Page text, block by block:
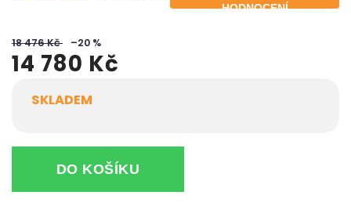
HODNOCENÍ
18 476 Kč –20 %
14 780 Kč
SKLADEM
DO KOŠÍKU